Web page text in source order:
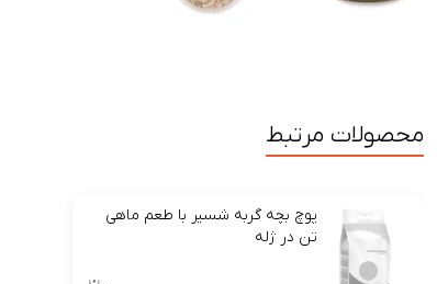
محصولات مرتبط
پوچ بچه گربه شسیر با طعم ماهی
تن در ژله